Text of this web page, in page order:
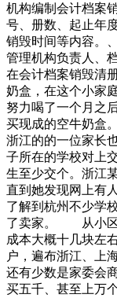
机构编制会计档案
号、册数、起止年
销毁时间等内容。
管理机构负责人、
在会计档案销毁
奶盒，在这个小家
努力喝了一个月之
买现成的空牛奶
浙江的的一位家
子所在的学校对上
生至少交个。浙
直到她发现网上
了解到杭州不少学
了卖家。 从小区
成本大概十几块
户，遍布浙江、
还有少数是家委会
买五千、甚至上万